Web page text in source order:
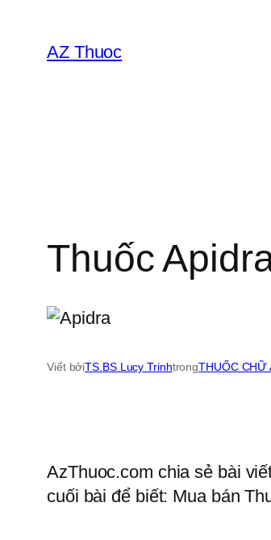
AZ Thuoc
Thuốc
Viết bởiTS.BS Lucy TrinhtrongTHUỐC CHỮ
AzThuoc.com chia sẻ bài
cuối bài để biết: Mua bán